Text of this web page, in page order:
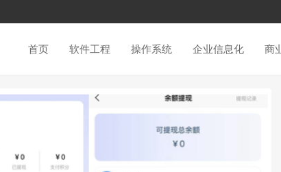
首页 软件工程 操作系统 企业信息化 商